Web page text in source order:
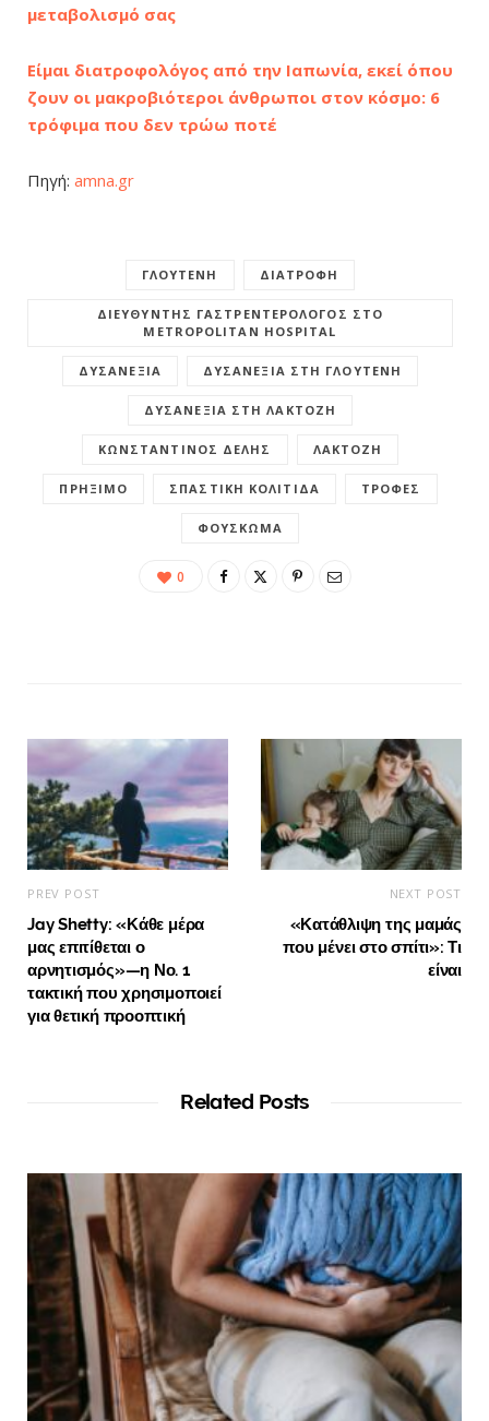
μεταβολισμό σας
Είμαι διατροφολόγος από την Ιαπωνία, εκεί όπου
ζουν οι μακροβιότεροι άνθρωποι στον κόσμο: 6
τρόφιμα που δεν τρώω ποτέ
Πηγή: amna.gr
ΓΛΟΥΤΈΝΗ ΔΙΑΤΡΟΦΉ
ΔΙΕΥΘΥΝΤΉΣ ΓΑΣΤΡΕΝΤΕΡΟΛΌΓΟΣ ΣΤΟ
METROPOLITAN HOSPITAL
ΔΥΣΑΝΕΞΊΑ ΔΥΣΑΝΕΞΊΑ ΣΤΗ ΓΛΟΥΤΈΝΗ
ΔΥΣΑΝΕΞΊΑ ΣΤΗ ΛΑΚΤΌΖΗ
ΚΩΝΣΤΑΝΤΊΝΟΣ ΔΕΛΉΣ ΛΑΚΤΌΖΗ
ΠΡΉΞΙΜΟ ΣΠΑΣΤΙΚΉ ΚΟΛΊΤΙΔΑ ΤΡΟΦΈΣ
ΦΟΎΣΚΩΜΑ
0
PREV POST
Jay Shetty: «Κάθε μέρα
μας επιτίθεται ο
αρνητισμός»—η Νο. 1
τακτική που χρησιμοποιεί
για θετική προοπτική
NEXT POST
«Κατάθλιψη της μαμάς
που μένει στο σπίτι»: Τι
είναι
Related Posts